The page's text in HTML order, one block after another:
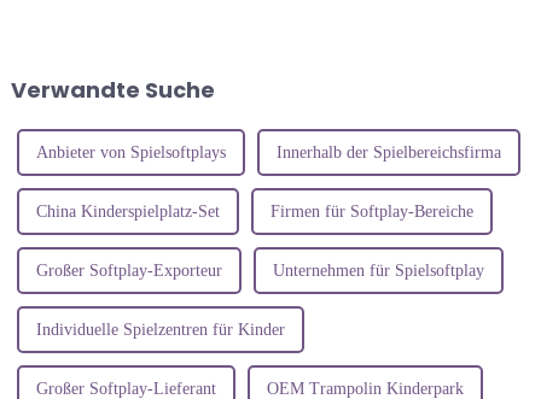
Schwingen, Schaukeln und
Verwandte Suche
Anbieter von Spielsoftplays Innerhalb der Spielbereichsfirma
China Kinderspielplatz-Set Firmen für Softplay-Bereiche
Großer Softplay-Exporteur Unternehmen für Spielsoftplay
Individuelle Spielzentren für Kinder
Großer Softplay-Lieferant OEM Trampolin Kinderpark